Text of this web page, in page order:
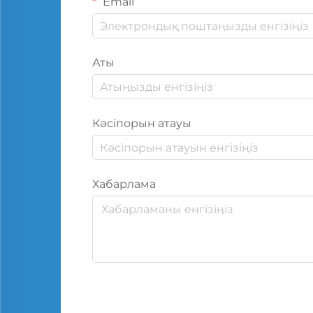
Аты
Кәсіпорын атауы
Хабарлама